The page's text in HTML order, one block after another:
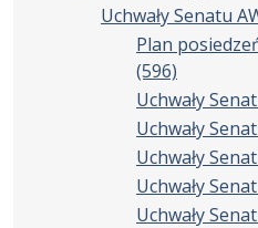
Uchwały Senatu
Plan
(596)
Uchwały
Uchwały
Uchwały
Uchwały
Uchwały